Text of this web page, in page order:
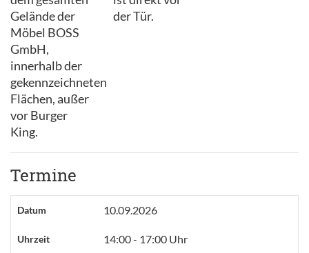
Gelände der
Möbel BOSS
GmbH,
innerhalb der
gekennzeichneten
Flächen, außer
vor Burger
King.
der Tür.
Termine
Datum 10.09.2026
Uhrzeit 14:00 - 17:00 Uhr